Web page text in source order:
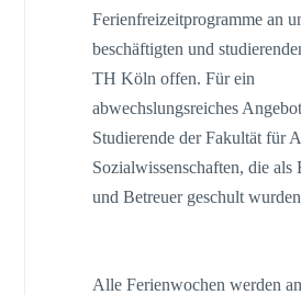
Ferienfreizeitprogramme an
beschäftigten und
TH Köln offen. Für ein
abwechslungsreiches
Studierende der Fakultät für
Sozialwissenschaften, die als
und Betreuer geschult
Alle Ferienwochen werden